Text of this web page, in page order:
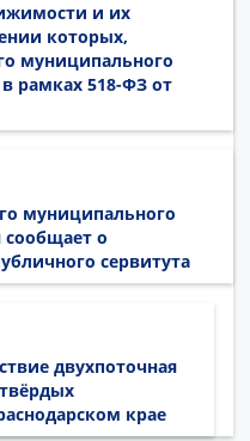
и их
которых,
муниципального
рамках 518-ФЗ от
муниципального
сообщает о
сервитута
двухпоточная
крае